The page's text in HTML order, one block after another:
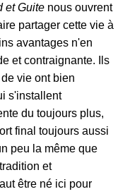
et Guite nous ouvrent
partager cette vie à
avantages n'en
et contraignante. Ils
vie ont bien
s'installent
du toujours plus,
final toujours aussi
peu la même que
et
être né ici pour